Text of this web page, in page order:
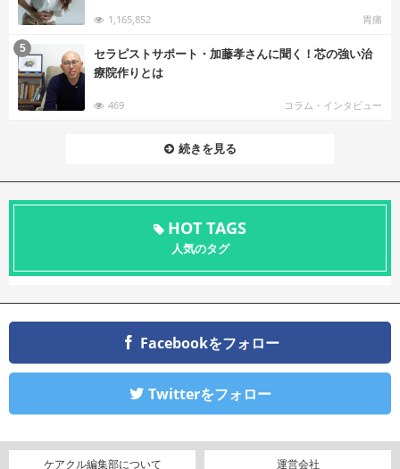
1,165,852 胃痛
セラピストサポート・加藤孝さんに聞く！芯の強い治
療院作りとは
469 コラム・インタビュー
5
続きを見る
HOT TAGS
人気のタグ
Facebookをフォロー
Twitterをフォロー
ケアクル編集部について 運営会社